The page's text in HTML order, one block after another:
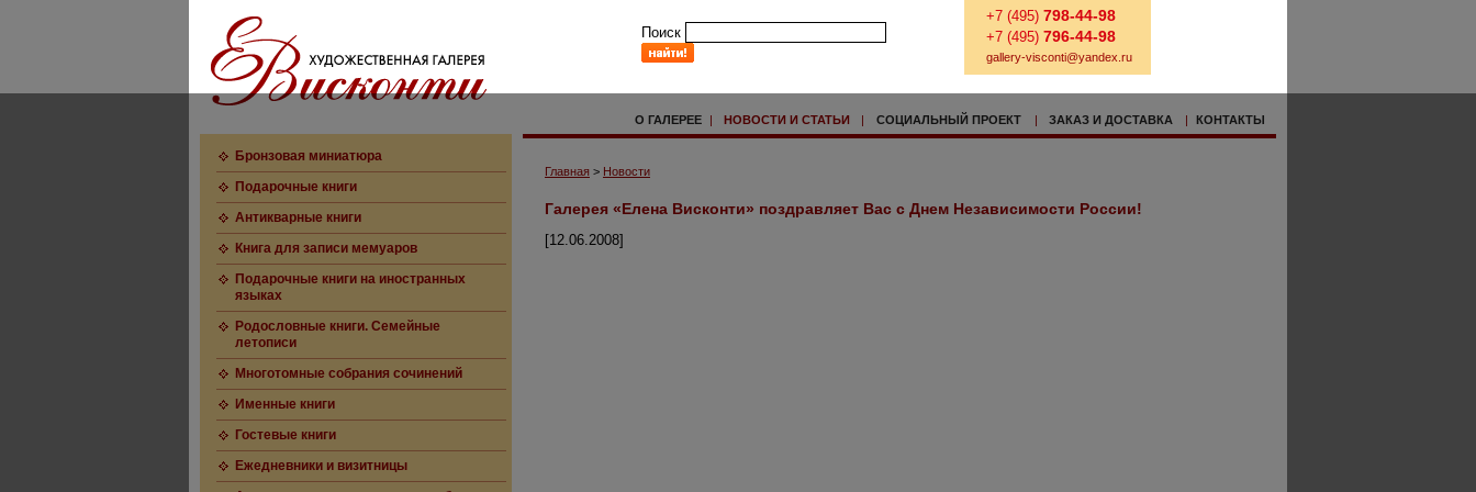
Поиск
+7 (495) 798-44-98
+7 (495) 796-44-98
gallery-visconti@yandex.ru
О ГАЛЕРЕЕ | НОВОСТИ И СТАТЬИ | СОЦИАЛЬНЫЙ ПРОЕКТ | ЗАКАЗ И ДОСТАВКА | КОНТАКТЫ
Бронзовая миниатюра
Подарочные книги
Антикварные книги
Книга для записи мемуаров
Подарочные книги на иностранных
языках
Родословные книги. Семейные
летописи
Многотомные собрания сочинений
Именные книги
Гостевые книги
Ежедневники и визитницы
Главная > Новости
Галерея «Елена Висконти» поздравляет Вас с Днем Независимости России!
[12.06.2008]